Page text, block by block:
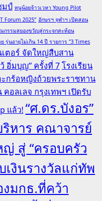
มป์ หนูน้อยจ้าวเวหา Young Pilot
Forum 2025” อักษรฯ จุฬาฯ เปิดสอน
กรรมสยองขวัญสู่กระจกสะท้อน
นอายุไม่เกิน 14 ปี รายการ "3 Times
ตอร์ จัดใหญ่สืบสาน
อิ่มบุญ” ครั้งที่ 7โรงเรียน
กร้อหญิงถ้วยพระราชทาน
อลเลจ กรุงเทพฯ เปิดรับ
แล้ว!“ศ.ดร.บังอร”
หาร คณาจารย์
สู่ “ครอบครัว
เงินรางวัลแก่ทัพ
มกธ.ที่คว้า